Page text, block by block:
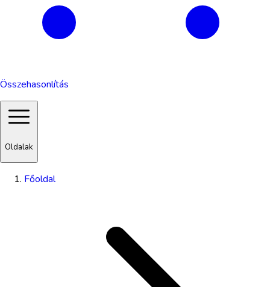
Összehasonlítás
Oldalak
Főoldal